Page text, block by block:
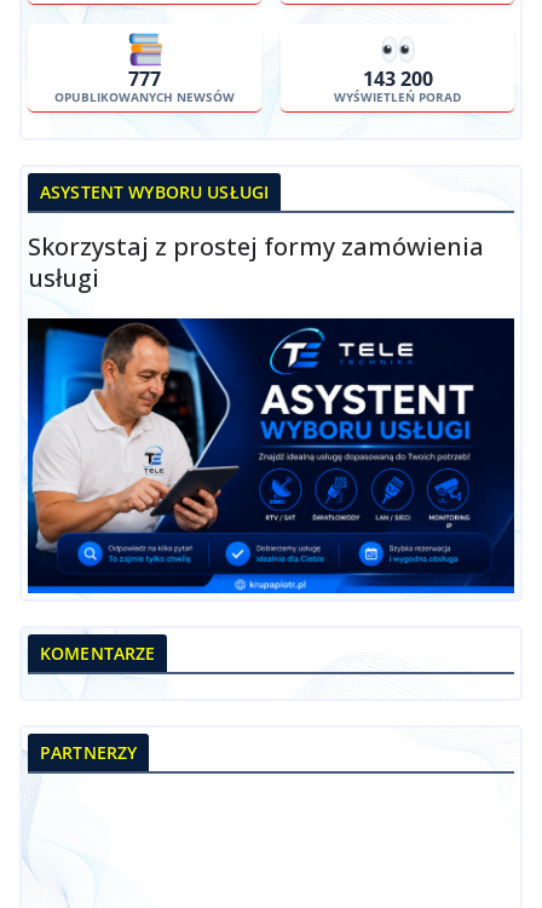
777
OPUBLIKOWANYCH NEWSÓW
143 200
WYŚWIETLEŃ PORAD
ASYSTENT WYBORU USŁUGI
Skorzystaj z prostej formy zamówienia
usługi
KOMENTARZE
PARTNERZY